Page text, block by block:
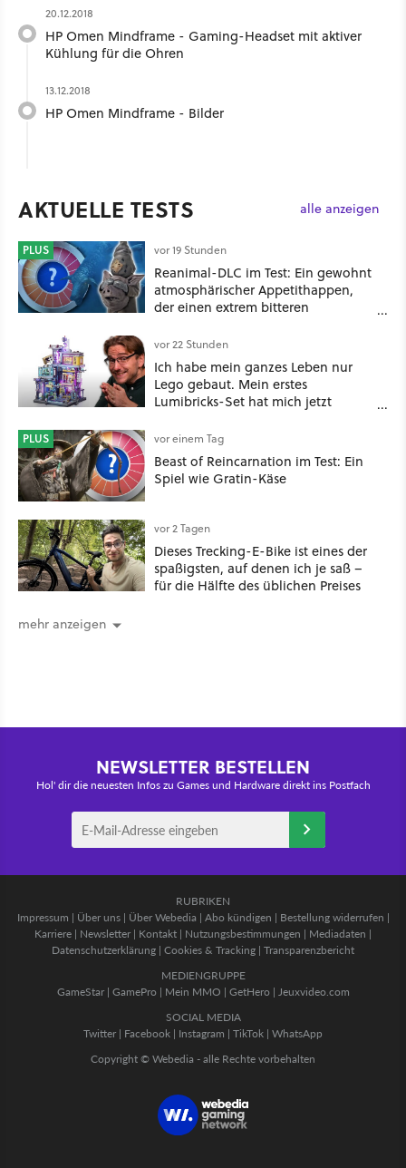
20.12.2018
HP Omen Mindframe - Gaming-Headset mit aktiver
Kühlung für die Ohren
13.12.2018
HP Omen Mindframe - Bilder
AKTUELLE TESTS alle anzeigen
PLUS vor 19 Stunden
Reanimal-DLC im Test: Ein gewohnt
atmosphärischer Appetithappen,
der einen extrem bitteren
vor 22 Stunden
Ich habe mein ganzes Leben nur
Lego gebaut. Mein erstes
Lumibricks-Set hat mich jetzt
Stack im Test
PLUS vor einem Tag
Beast of Reincarnation im Test: Ein
Spiel wie Gratin-Käse
vor 2 Tagen
Dieses Trecking-E-Bike ist eines der
spaßigsten, auf denen ich je saß –
für die Hälfte des üblichen Preises
mehr anzeigen
NEWSLETTER BESTELLEN
Hol' dir die neuesten Infos zu Games und Hardware direkt ins Postfach
RUBRIKEN
Impressum | Über uns| Über Webedia | Abo kündigen | Bestellung widerrufen |
Karriere | Newsletter | Kontakt | Nutzungsbestimmungen | Mediadaten |
Datenschutzerklärung | Cookies & Tracking | Transparenzbericht
MEDIENGRUPPE
GameStar| GamePro | Mein MMO | GetHero | Jeuxvideo.com
SOCIAL MEDIA
Twitter | Facebook | Instagram | TikTok | WhatsApp
Copyright © Webedia - alle Rechte vorbehalten